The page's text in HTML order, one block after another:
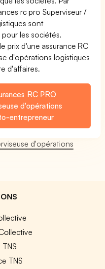
rc pro Superviseur /
sont
les sociétés.
prix d'une assurance RC
d'opérations logistiques
d'affaires.
RC PRO
d'opérations
entrepreneur
d'opérations
TNS